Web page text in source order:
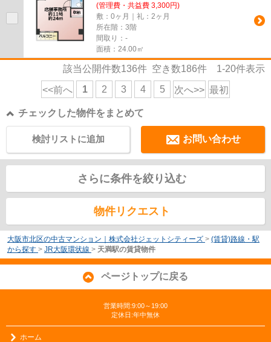
(管理費・共益費 3,300円)
敷：0ヶ月｜礼：2ヶ月
所在階：3階
間取り：-
面積：24.00㎡
該当公開件数136件 空き数186件 1-20件表示
<<前へ 1 2 3 4 5 次へ>> 最初
チェックした物件をまとめて
お問い合わせ
検討リストに追加
さらに条件を絞り込む
物件リクエスト
大阪市北区の中古マンション｜株式会社ジェットシティーズ > (賃貸)路線・駅
から探す > JR大阪環状線 > 天満駅の賃貸物件
ページトップに戻る
営業時間:9:00～19:00
定休日:年中無休
ホーム